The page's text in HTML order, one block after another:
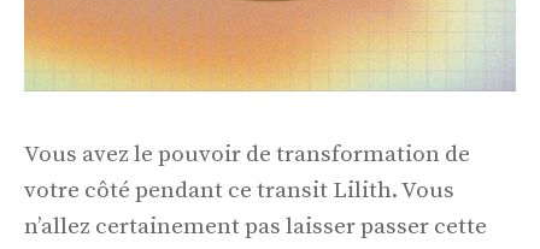
Vous avez le pouvoir de transformation de
votre côté pendant ce transit Lilith. Vous
n’allez certainement pas laisser passer cette